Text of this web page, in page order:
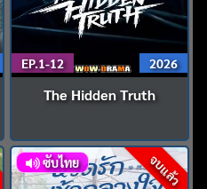
EP.1-12 2026
The Hidden Truth
จบแล้ว
ซับไทย